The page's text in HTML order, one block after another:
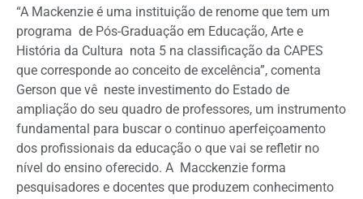
“A Mackenzie é uma instituição de renome que tem um
programa de Pós-Graduação em Educação, Arte e
História da Cultura nota 5 na classificação da CAPES
que corresponde ao conceito de excelência”, comenta
Gerson que vê neste investimento do Estado de
ampliação do seu quadro de professores, um instrumento
fundamental para buscar o continuo aperfeiçoamento
dos profissionais da educação o que vai se refletir no
nível do ensino oferecido. A Macckenzie forma
pesquisadores e docentes que produzem conhecimento